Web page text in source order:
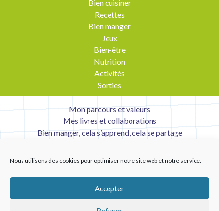
Nous utilisons des cookies pour optimiser notre site web et notre service.
Accepter
Bien cuisiner
Recettes
Bien manger
Jeux
Bien-être
Nutrition
Activités
Sorties
Mon parcours et valeurs
Mes livres et collaborations
Bien manger, cela s’apprend, cela se partage
Mentions légales